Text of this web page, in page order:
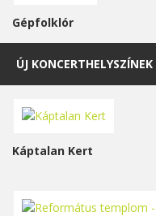
Gépfolklór
ÚJ KONCERTHELYSZÍNEK
Káptalan Kert